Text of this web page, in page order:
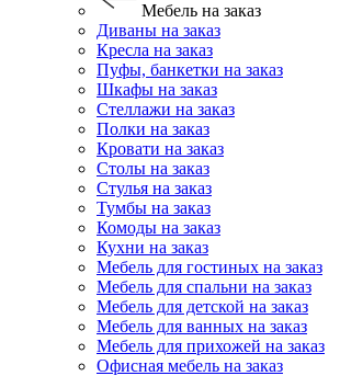
Мебель на заказ
Диваны на заказ
Кресла на заказ
Пуфы, банкетки на заказ
Шкафы на заказ
Стеллажи на заказ
Полки на заказ
Кровати на заказ
Столы на заказ
Стулья на заказ
Тумбы на заказ
Комоды на заказ
Кухни на заказ
Мебель для гостиных на заказ
Мебель для спальни на заказ
Мебель для детской на заказ
Мебель для ванных на заказ
Мебель для прихожей на заказ
Офисная мебель на заказ